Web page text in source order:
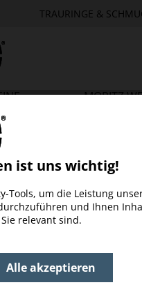
TRAURINGE &
MORITZ
ist uns wichtig!
Tools, um die Leistung
und Ihnen
relevant sind.
Alle akzeptieren